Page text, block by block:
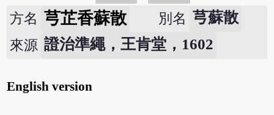
方名 芎芷香蘇散 別名 芎蘇散
來源 證治準繩，王肯堂，1602
English version